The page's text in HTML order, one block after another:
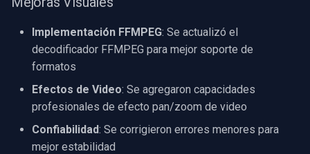
Eufy Security
Tenda
Mercusys
Implementación FFMPEG: Se actualizó el
decodificador FFMPEG para mejor soporte de
formatos
Efectos de Video: Se agregaron capacidades
profesionales de efecto pan/zoom de video
Confiabilidad: Se corrigieron errores menores para
mejor estabilidad